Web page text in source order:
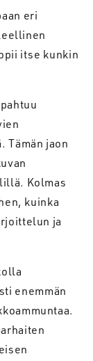
eri
itse kunkin
Tämän jaon
Kolmas
kuinka
ja
enemmän